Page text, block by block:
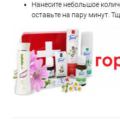
Нанесите небольшое
оставьте на пару минут.